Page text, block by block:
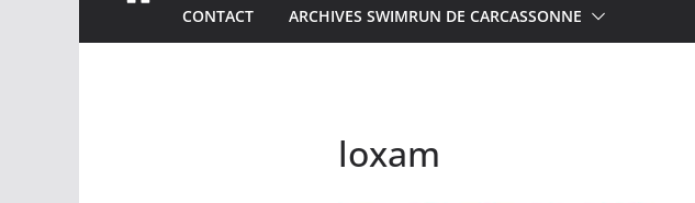
CONTACT ARCHIVES SWIMRUN DE CARCASSONNE
loxam